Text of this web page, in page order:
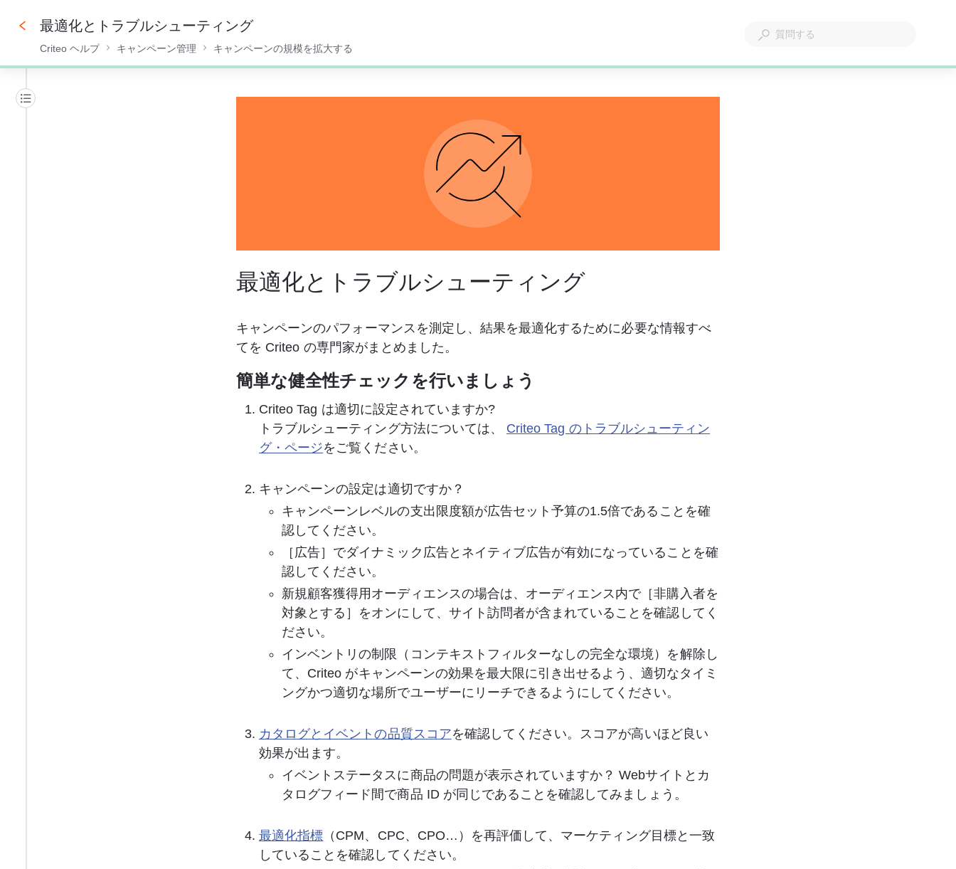
0%
最適化とトラブルシューティング
Criteo ヘルプ キャンペーン管理 キャンペーンの規模を拡大する
最適化とトラブルシューティング
キャンペーンのパフォーマンスを測定し、結果を最適化するために必要な情報すべ
てを Criteo の専門家がまとめました。
簡単な健全性チェックを行いましょう
Criteo Tag は適切に設定されていますか?
トラブルシューティング方法については、 Criteo Tag のトラブルシューティン
グ・ページをご覧ください。
キャンペーンの設定は適切ですか？
キャンペーンレベルの支出限度額が広告セット予算の1.5倍であることを確
認してください。
［広告］でダイナミック広告とネイティブ広告が有効になっていることを確
認してください。
新規顧客獲得用オーディエンスの場合は、オーディエンス内で［非購入者を
対象とする］をオンにして、サイト訪問者が含まれていることを確認してく
ださい。
インベントリの制限（コンテキストフィルターなしの完全な環境）を解除し
て、Criteo がキャンペーンの効果を最大限に引き出せるよう、適切なタイミ
ングかつ適切な場所でユーザーにリーチできるようにしてください。
カタログとイベントの品質スコアを確認してください。スコアが高いほど良い
効果が出ます。
イベントステータスに商品の問題が表示されていますか？ Webサイトとカ
タログフィード間で商品 ID が同じであることを確認してみましょう。
最適化指標 （CPM、CPC、CPO…）を再評価して、マーケティング目標と一致
していることを確認してください。